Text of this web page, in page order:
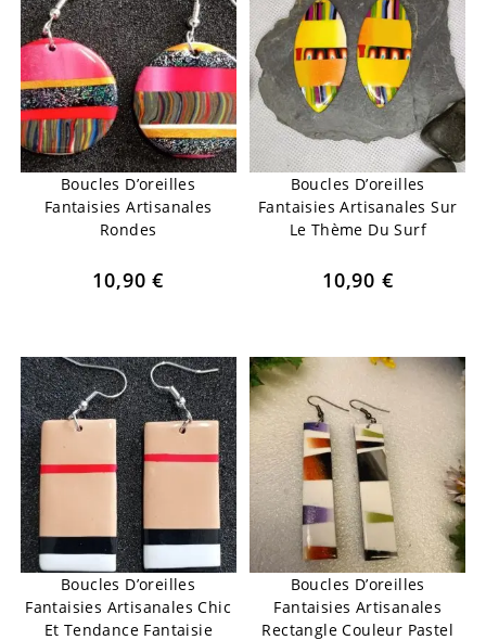
Boucles D’oreilles
Fantaisies Artisanales
Rondes
10,90€
Boucles D’oreilles
Fantaisies Artisanales Sur
Le Thème Du Surf
10,90 €
Boucles D’oreilles
Fantaisies Artisanales Chic
Et Tendance Fantaisie
Boucles D’oreilles
Fantaisies Artisanales
Rectangle Couleur Pastel